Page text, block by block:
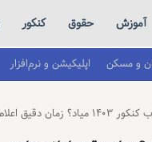
آموزش حقوق کنکور
و مسکن اپلیکیشن و نرم‌افزار
دقیق اعلام نتایج